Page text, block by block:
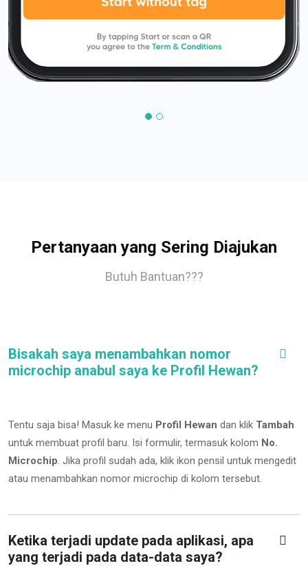
Pertanyaan yang Sering Diajukan
Butuh Bantuan???
Bisakah saya menambahkan nomor
microchip anabul saya ke Profil Hewan?
Tentu saja bisa! Masuk ke menu Profil Hewan dan klik Tambah
untuk membuat profil baru. Isi formulir, termasuk kolom No.
Microchip. Jika profil sudah ada, klik ikon pensil untuk mengedit
atau menambahkan nomor microchip di kolom tersebut.
Ketika terjadi update pada aplikasi, apa
yang terjadi pada data-data saya?